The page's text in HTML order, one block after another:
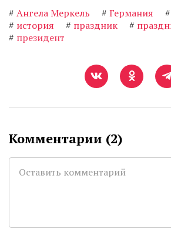
# Ангела Меркель # Германия #
# история # праздник #
# президент
Комментарии (2)